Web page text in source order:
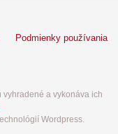
Podmienky používania
vyhradené a vykonáva ich
Wordpress.